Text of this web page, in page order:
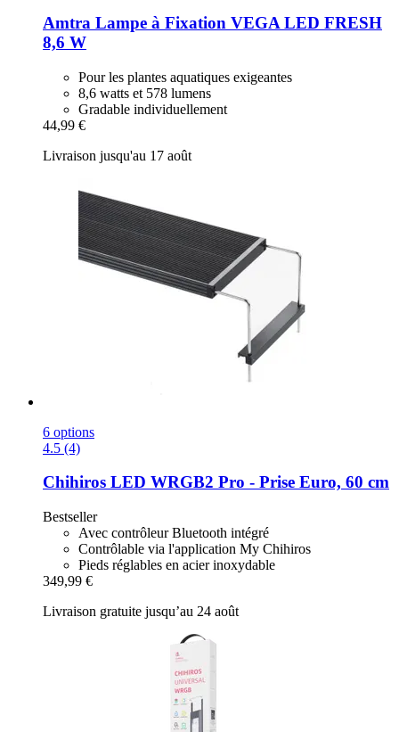
Amtra Lampe à Fixation VEGA LED FRESH
8,6 W
Pour les plantes aquatiques exigeantes
8,6 watts et 578 lumens
Gradable individuellement
44,99 €
Livraison jusqu'au 17 août
6 options
4.5 (4)
Chihiros LED WRGB2 Pro -​ Prise Euro, 60 cm
Bestseller
Avec contrôleur Bluetooth intégré
Contrôlable via l'application My Chihiros
Pieds réglables en acier inoxydable
349,99 €
Livraison gratuite jusqu’au 24 août